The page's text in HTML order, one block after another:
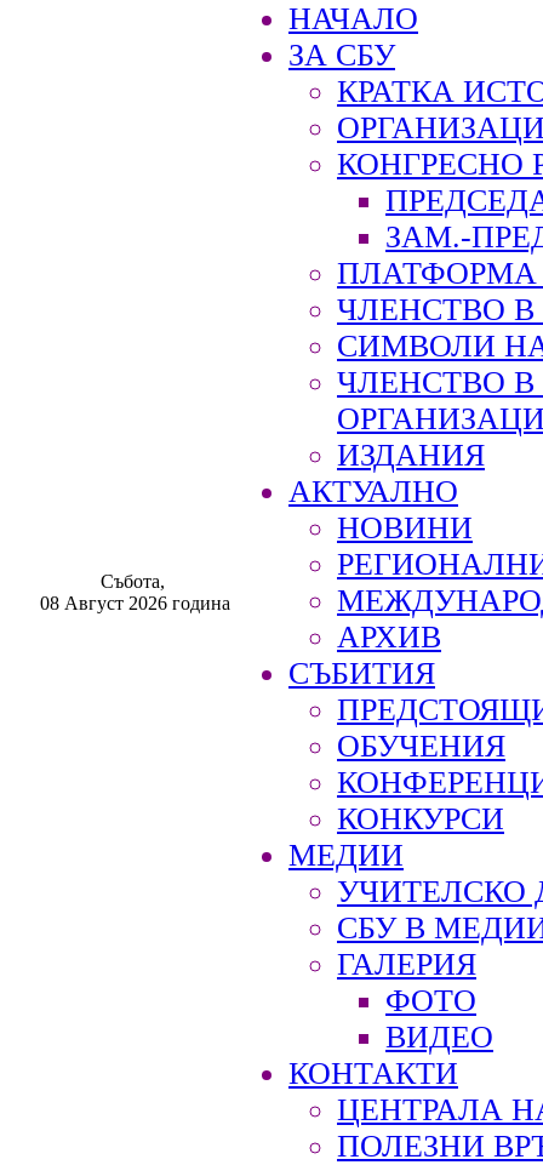
Събота,
08 Август 2026 година
НАЧАЛО
ЗА СБУ
КРАТКА
КОНГРЕСНО
ЗАМ.-
ПЛАТФОРМА
ЧЛЕНСТВО В
СИМВОЛИ
ЧЛЕНСТВО
ИЗДАНИЯ
АКТУАЛНО
НОВИНИ
АРХИВ
СЪБИТИЯ
ОБУЧЕНИЯ
КОНКУРСИ
МЕДИИ
УЧИТЕЛСКО
СБУ В
ГАЛЕРИЯ
ФОТО
ВИДЕО
КОНТАКТИ
ЦЕНТРАЛА
ПОЛЕЗНИ